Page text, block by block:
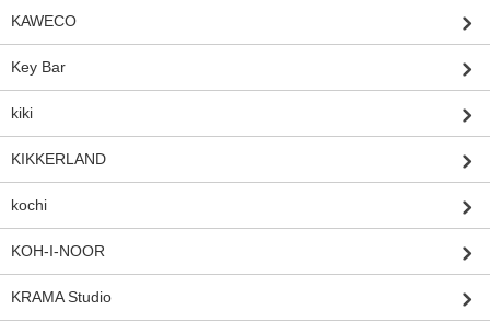
KAWECO
Key Bar
kiki
KIKKERLAND
kochi
KOH-I-NOOR
KRAMA Studio